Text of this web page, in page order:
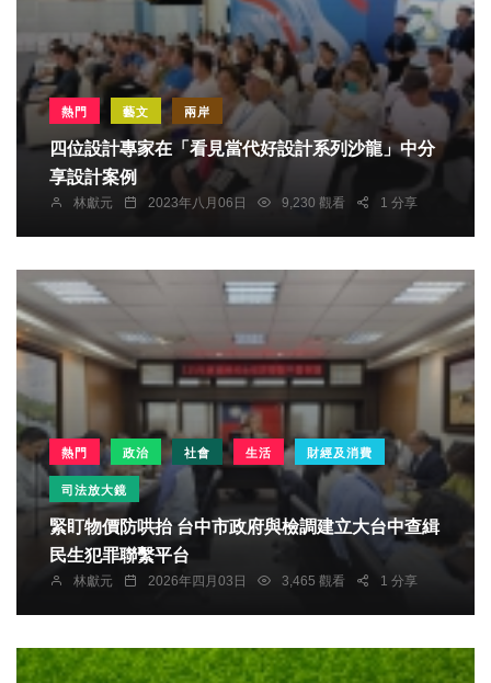
熱門 藝文 兩岸
四位設計專家在「看見當代好設計系列沙龍」中分
享設計案例
林獻元 2023年八月06日 9,230 觀看 1 分享
熱門 政治 社會 生活 財經及消費
司法放大鏡
緊盯物價防哄抬 台中市政府與檢調建立大台中查緝
民生犯罪聯繫平台
林獻元 2026年四月03日 3,465 觀看 1 分享